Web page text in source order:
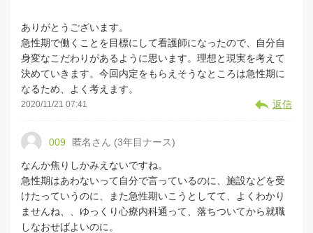
ありがとうございます。
急性期で働くことを目標にして看護師になったので、自分自
身変なこだわりがあるように思います。理想と現実を考えて
決めていきます。今回内定をもらえそうなところは急性期に
なるため、よく考えます。
2020/11/21 07:41 返信
009 匿名さん (3年目ナース)
なんか焦りしかみえないですね。
急性期はあわないって自分で言っているのに、施設などを受
けたっていうのに、また急性期いこうとしてて、よくわかり
ませんね、、ゆっくり心療内科通って、落ちついてから就職
しなおせばよいのに。